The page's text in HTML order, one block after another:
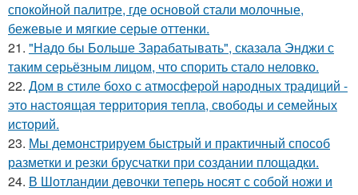
спокойной палитре, где основой стали молочные,
бежевые и мягкие серые оттенки.
21. "Надо бы Больше Зарабатывать", сказала Энджи с
таким серьёзным лицом, что спорить стало неловко.
22. Дом в стиле бохо с атмосферой народных традиций -
это настоящая территория тепла, свободы и семейных
историй.
23. Мы демонстрируем быстрый и практичный способ
разметки и резки брусчатки при создании площадки.
24. В Шотландии девочки теперь носят с собой ножи и